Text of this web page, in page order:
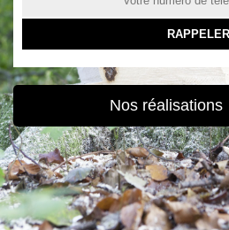
Nos réalisations